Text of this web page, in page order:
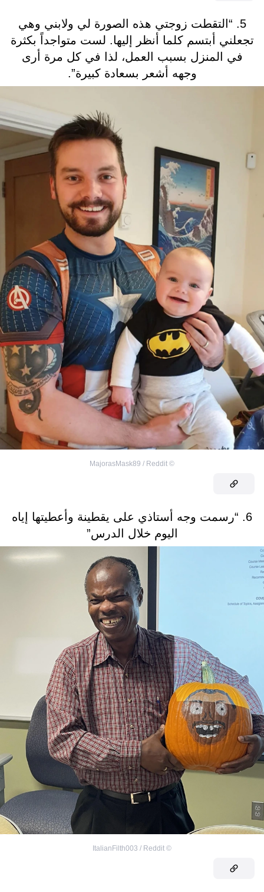
5. “التقطت زوجتي هذه الصورة لي ولابني وهي
تجعلني أبتسم كلما أنظر إليها. لست متواجداً بكثرة
في المنزل بسبب العمل، لذا في كل مرة أرى
وجهه أشعر بسعادة كبيرة”.
©
MajorasMask89 / Reddit
6. “رسمت وجه أستاذي على يقطينة وأعطيتها إياه
اليوم خلال الدرس”
©
ItalianFilth003 / Reddit